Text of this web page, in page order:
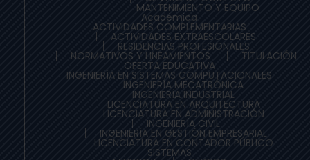
MANTENIMIENTO Y EQUIPO
Académica
ACTIVIDADES COMPLEMENTARIAS
ACTIVIDADES EXTRAESCOLARES
RESIDENCIAS PROFESIONALES
NORMATIVOS Y LINEAMIENTOS TITULACIÓN
OFERTA EDUCATIVA
INGENIERÍA EN SISTEMAS COMPUTACIONALES
INGENIERÍA MECATRÓNICA
INGENIERÍA INDUSTRIAL
LICENCIATURA EN ARQUITECTURA
LICENCIATURA EN ADMINISTRACIÓN
INGENIERÍA CIVIL
INGENIERÍA EN GESTIÓN EMPRESARIAL
LICENCIATURA EN CONTADOR PÚBLICO
SISTEMAS